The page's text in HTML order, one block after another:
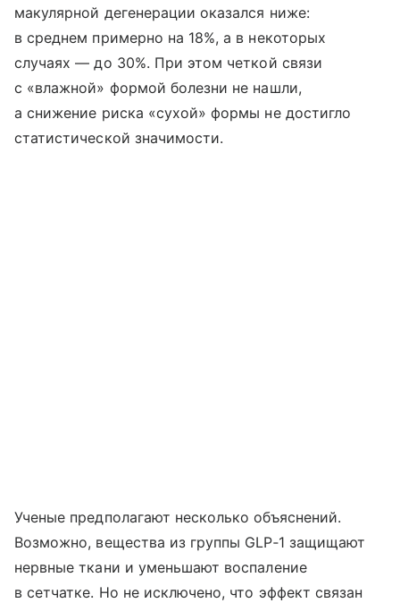
макулярной дегенерации оказался ниже:
в среднем примерно на 18%, а в некоторых
случаях — до 30%. При этом четкой связи
с «влажной» формой болезни не нашли,
а снижение риска «сухой» формы не достигло
статистической значимости.
Ученые предполагают несколько объяснений.
Возможно, вещества из группы GLP‑1 защищают
нервные ткани и уменьшают воспаление
в сетчатке. Но не исключено, что эффект связан